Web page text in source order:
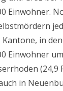
Einwohner.
Kantone, in
Einwohner
(24,9
in